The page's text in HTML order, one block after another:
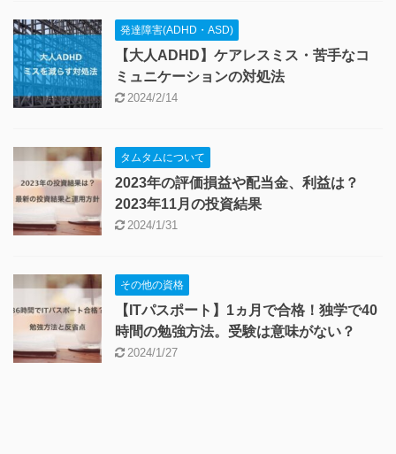
発達障害(ADHD・ASD)
【大人ADHD】ケアレスミス・苦手なコ
ミュニケーションの対処法
2024/2/14
タムタムについて
2023年の評価損益や配当金、利益は？
2023年11月の投資結果
2024/1/31
その他の資格
【ITパスポート】1ヵ月で合格！独学で40
時間の勉強方法。受験は意味がない？
2024/1/27